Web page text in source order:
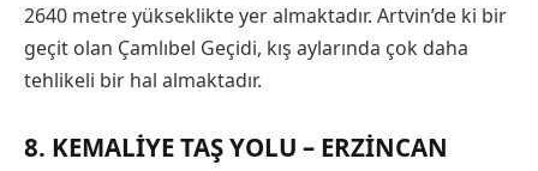
2640 metre yükseklikte yer almaktadır. Artvin’de ki bir
geçit olan Çamlıbel Geçidi, kış aylarında çok daha
tehlikeli bir hal almaktadır.
8. KEMALIYE TAŞ YOLU – ERZINCAN